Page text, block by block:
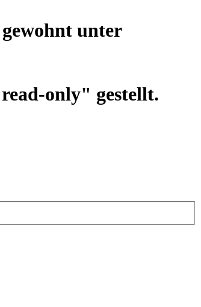
gewohnt unter
only" gestellt.